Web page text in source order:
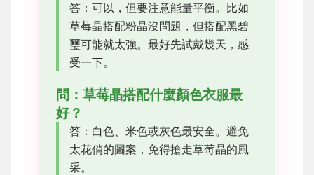
答：可以，但要注意能量平衡。比如
草莓晶搭配粉晶沒問題，但搭配黑碧
璽可能就太強。最好先試戴幾天，感
受一下。
問：草莓晶搭配什麼顏色衣服最
好？
答：白色、米色或灰色最安全。避免
太花俏的圖案，免得搶走草莓晶的風
采。